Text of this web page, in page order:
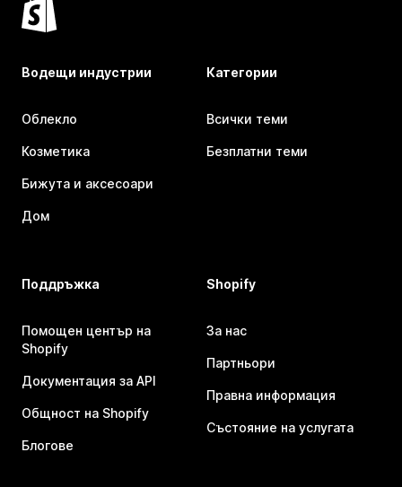
Водещи индустрии
Облекло
Козметика
Бижута и аксесоари
Дом
Категории
Всички теми
Безплатни теми
Поддръжка
Помощен център на
Shopify
Документация за API
Общност на Shopify
Блогове
Shopify
За нас
Партньори
Правна информация
Състояние на услугата